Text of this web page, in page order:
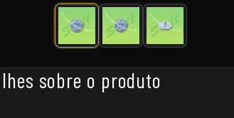
sobre o produto